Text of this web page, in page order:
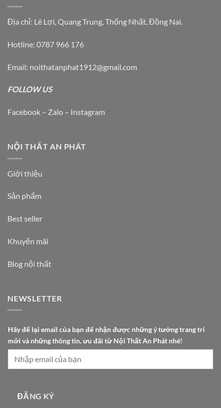
Địa chỉ: Lê Lợi, Quang Trung, Thống Nhất, Đồng Nai.
Hotline: 0787 966 176
Email: noithatanphat1912@gmail.com
FOLLOW US
Facebook – Zalo – Instagram
NỘI THẤT AN PHÁT
Giới thiệu
Sản phẩm
Best seller
Khuyến mãi
Blog nội thất
NEWSLETTER
g
Hãy để lại email của bạn để nhận được những ý tưởng trang trí
mới và những thông tin, ưu đãi từ Nội Thất An Phát nhé!
ĐĂNG KÝ